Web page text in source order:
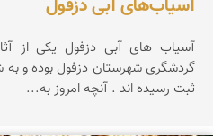
آسیاب‌های آبی دزفول
آسیاب های آبی دزفول یکی از
ثبت رسیده اند . آنچه امروز به...